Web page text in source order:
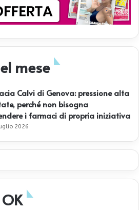
mese
Calvi di Genova: pressione alta
perché non bisogna
i farmaci di propria iniziativa
2026